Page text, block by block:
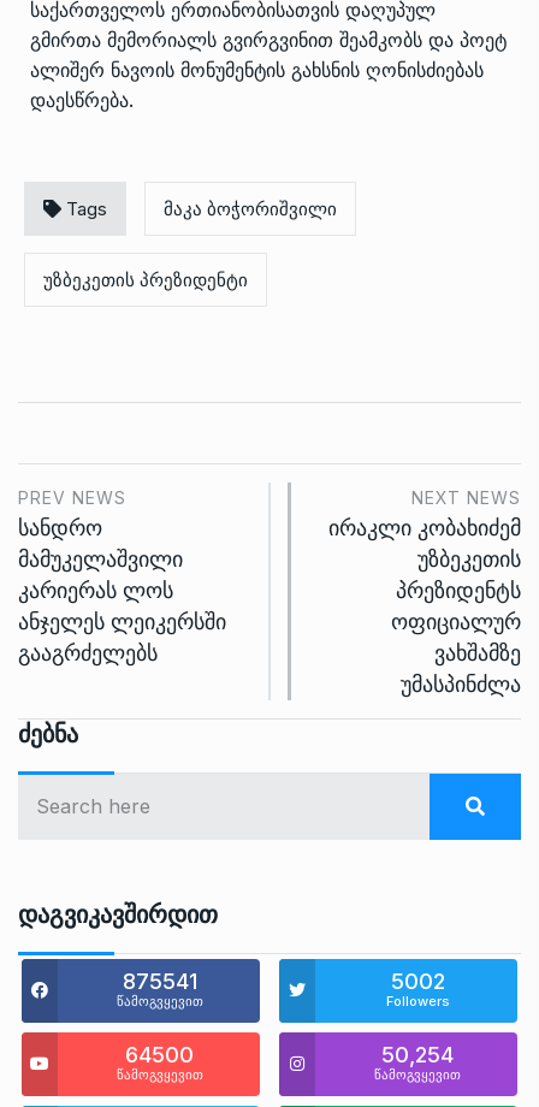
საქართველოს ერთიანობისათვის დაღუპულ
გმირთა მემორიალს გვირგვინით შეამკობს და პოეტ
ალიშერ ნავოის მონუმენტის გახსნის ღონისძიებას
დაესწრება.
Tags მაკა ბოჭორიშვილი
უზბეკეთის პრეზიდენტი
PREV NEWS
სანდრო
მამუკელაშვილი
კარიერას ლოს
ანჯელეს ლეიკერსში
გააგრძელებს
NEXT NEWS
ირაკლი კობახიძემ
უზბეკეთის
პრეზიდენტს
ოფიციალურ
ვახშამზე
უმასპინძლა
Ძებნა
Დაგვიკავშირდით
875541
წამოგვყევით
5002
Followers
64500
წამოგვყევით
50,254
წამოგვყევით